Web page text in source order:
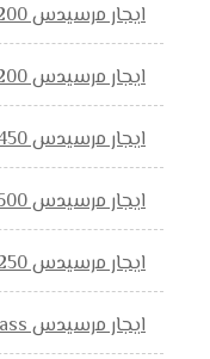
ايجار مرسيدس c200
ايجار مرسيدس e200
ايجار مرسيدس s450
ايجار مرسيدس s500
ايجار مرسيدس V250
ايجار مرسيدس VClass